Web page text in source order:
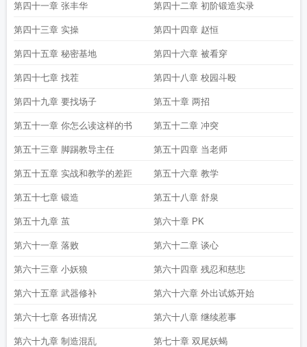
第四十一章 张丰华 第四十二章 初阶锻造实录
第四十三章 实操 第四十四章 赵恒
第四十五章 秘密基地 第四十六章 被看穿
第四十七章 找茬 第四十八章 校园斗殴
第四十九章 要找场子 第五十章 两招
第五十一章 你怎么读这样的书 第五十二章 冲突
第五十三章 脚踢教导主任 第五十四章 当老师
第五十五章 实战和教学的差距 第五十六章 教学
第五十七章 锻造 第五十八章 舒泉
第五十九章 茧 第六十章 PK
第六十一章 落败 第六十二章 谈心
第六十三章 小妖狼 第六十四章 残忍和慈悲
第六十五章 武器修补 第六十六章 外出试炼开始
第六十七章 各班情况 第六十八章 继续惹事
第六十九章 制造混乱 第七十章 双尾妖蝎